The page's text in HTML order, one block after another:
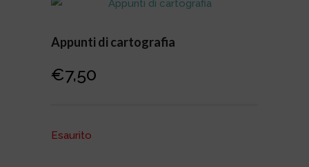
Appunti di cartografia
€7,50
Esaurito